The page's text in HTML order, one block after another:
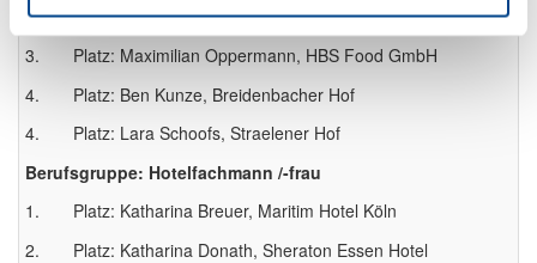
2. Platz: Jula Fenella Kutsche, Maritim Hotel Köln
3. Platz: Maximilian Oppermann, HBS Food GmbH
4. Platz: Ben Kunze, Breidenbacher Hof
4. Platz: Lara Schoofs, Straelener Hof
Berufsgruppe: Hotelfachmann /-frau
1. Platz: Katharina Breuer, Maritim Hotel Köln
2. Platz: Katharina Donath, Sheraton Essen Hotel